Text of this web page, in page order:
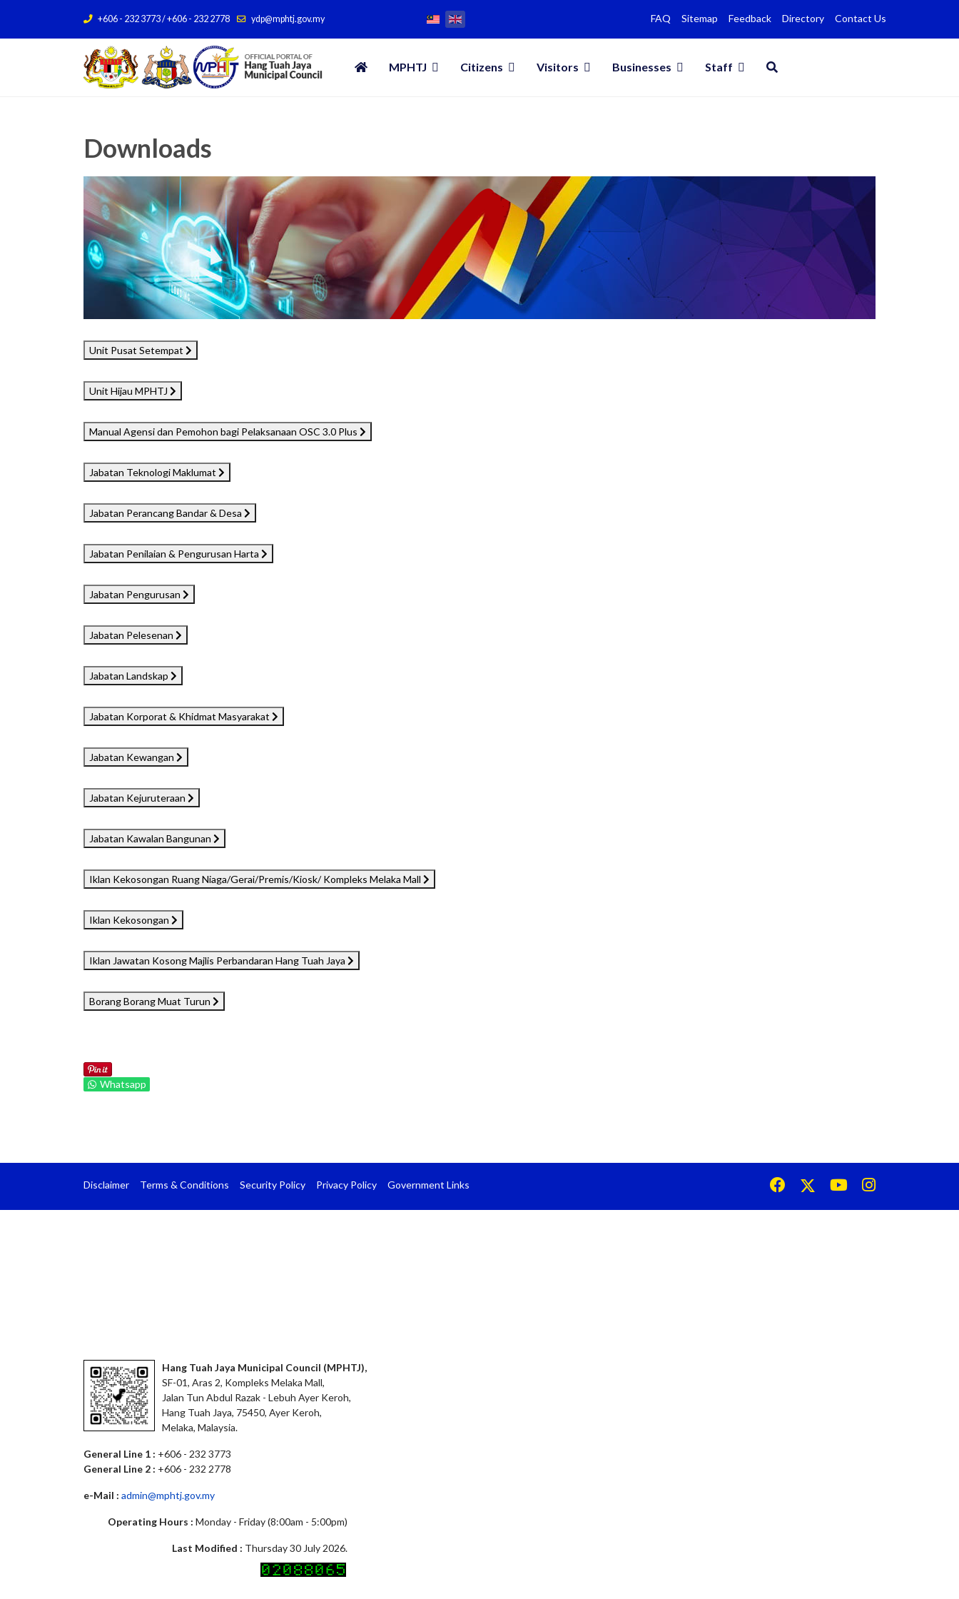
+606 - 232 3773 / +606 - 232 2778 ydp@mphtj.gov.my FAQ Sitemap Feedback Directory Contact Us
MPHTJ Citizens Visitors Businesses Staff
Downloads
Unit Pusat Setempat
Unit Hijau MPHTJ
Manual Agensi dan Pemohon bagi Pelaksanaan OSC 3.0 Plus
Jabatan Teknologi Maklumat
Jabatan Perancang Bandar & Desa
Jabatan Penilaian & Pengurusan Harta
Jabatan Pengurusan
Jabatan Pelesenan
Jabatan Landskap
Jabatan Korporat & Khidmat Masyarakat
Jabatan Kewangan
Jabatan Kejuruteraan
Jabatan Kawalan Bangunan
Iklan Kekosongan Ruang Niaga/Gerai/Premis/Kiosk/ Kompleks Melaka Mall
Iklan Kekosongan
Iklan Jawatan Kosong Majlis Perbandaran Hang Tuah Jaya
Borang Borang Muat Turun
Whatsapp
Disclaimer Terms & Conditions Security Policy Privacy Policy Government Links
Hang Tuah Jaya Municipal Council (MPHTJ),
SF-01, Aras 2, Kompleks Melaka Mall,
Jalan Tun Abdul Razak - Lebuh Ayer Keroh,
Hang Tuah Jaya, 75450, Ayer Keroh,
Melaka, Malaysia.
General Line 1 : +606 - 232 3773
General Line 2 : +606 - 232 2778
e-Mail : admin@mphtj.gov.my
Operating Hours : Monday - Friday (8:00am - 5:00pm)
Last Modified : Thursday 30 July 2026.